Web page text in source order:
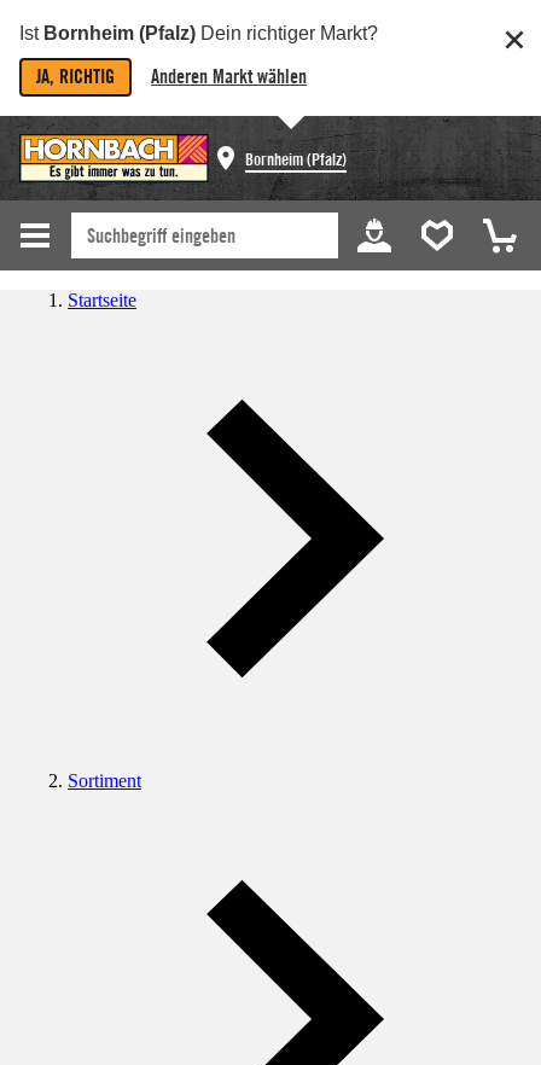
Ist Bornheim (Pfalz) Dein richtiger Markt?
JA, RICHTIG Anderen Markt wählen
Bornheim (Pfalz)
Startseite
Sortiment